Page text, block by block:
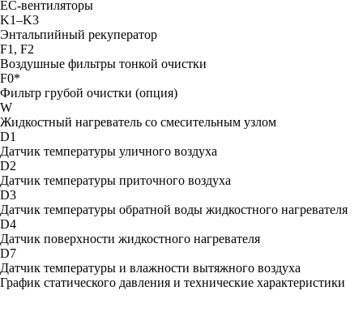
ЕС-вентиляторы
K1–K3
Энтальпийный рекуператор
F1, F2
Воздушные фильтры тонкой очистки
F0*
Фильтр грубой очистки (опция)
W
Жидкостный нагреватель со смесительным узлом
D1
Датчик температуры уличного воздуха
D2
Датчик температуры приточного воздуха
D3
Датчик температуры обратной воды жидкостного нагревателя
D4
Датчик поверхности жидкостного нагревателя
D7
Датчик температуры и влажности вытяжного воздуха
График статического давления и технические характеристики